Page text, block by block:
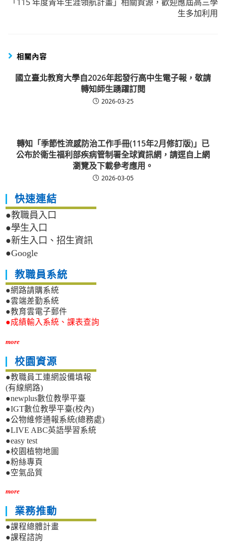
生多加利用
相關內容
國立臺北教育大學自2026年起發行高中生電子報，敬請
轉知師生踴躍訂閱
2026-03-25
轉知「季節性流感防治工作手冊(115年2月修訂版)」已
公布於衛生福利部疾病管制署全球資訊網，請逕自上網
瀏覽及下載參考應用。
2026-03-05
快速連結
●教職員入口
●學生入口
●新生入口、招生資訊
●Google
教職員系統
●網路請購系統
●雲端差勤系統
●教育雲電子郵件
●成績輸入系統、課表查詢
more
校園資源
●教職員工連網設備填報
(有線網路)
●newplus數位教學平臺
●IGT數位教學平臺(校內)
●公物維修通報系統(總務處)
●LIVE ABC英語學習系統
●easy test
●校園植物地圖
●粉絲專頁
●空氣品質
more
業務推動
●課程總體計畫
●課程諮詢